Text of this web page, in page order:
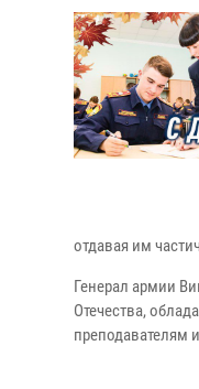
отдавая им
Генерал армии
Отечества,
преподавателям